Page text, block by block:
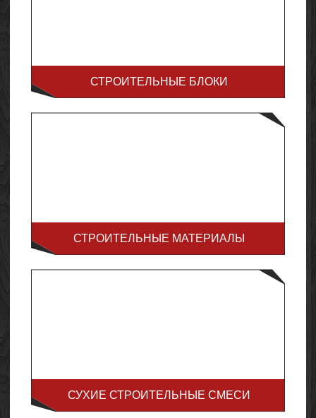
СТРОИТЕЛЬНЫЕ БЛОКИ
СТРОИТЕЛЬНЫЕ МАТЕРИАЛЫ
СУХИЕ СТРОИТЕЛЬНЫЕ СМЕСИ